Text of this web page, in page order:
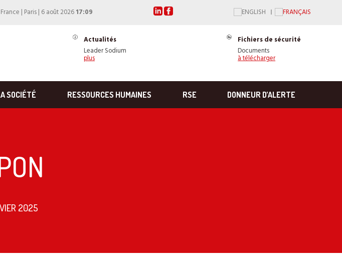
France | Paris | 6 août 202617:09
Actualités
Leader Sodium
plus
Fichiers de sécurité
Documents
à télécharger
SOCIÉTÉ RESSOURCES HUMAINES RSE DONNEUR D’ALERTE
2025